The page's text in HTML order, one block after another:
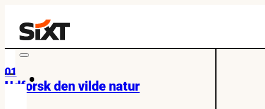
01
Udforsk den vilde natur